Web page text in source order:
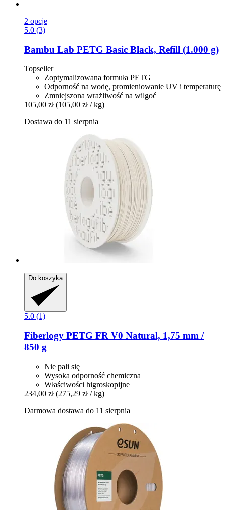
2 opcje
5.0 (3)
Bambu Lab PETG Basic Black, Refill (1.000 g)
Topseller
Zoptymalizowana formuła PETG
Odporność na wodę, promieniowanie UV i temperaturę
Zmniejszona wrażliwość na wilgoć
105,00 zł (105,00 zł / kg)
Dostawa do 11 sierpnia
Do koszyka
5.0 (1)
Fiberlogy PETG FR V0 Natural, 1,75 mm /
850 g
Nie pali się
Wysoka odporność chemiczna
Właściwości higroskopijne
234,00 zł (275,29 zł / kg)
Darmowa dostawa do 11 sierpnia